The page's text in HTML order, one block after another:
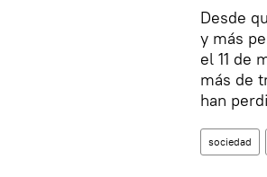
Desde
y más
el 11 de
más de
han
sociedad